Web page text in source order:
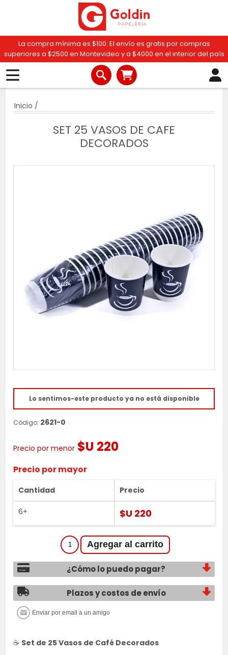
La compra mínima es $100. El envío es gratis por compras
superiores a $2500 en Montevideo y a $4000 en el interior del país
Inicio /
SET 25 VASOS DE CAFE
DECORADOS
Lo sentimos-este producto ya no está disponible
Código: 2621-0
Precio por menor $U 220
Precio por mayor
Cantidad
6+
Precio
$U 220
¿Cómo lo puedo pagar?
Plazos y costos de envío
☕ Set de 25 Vasos de Café Decorados